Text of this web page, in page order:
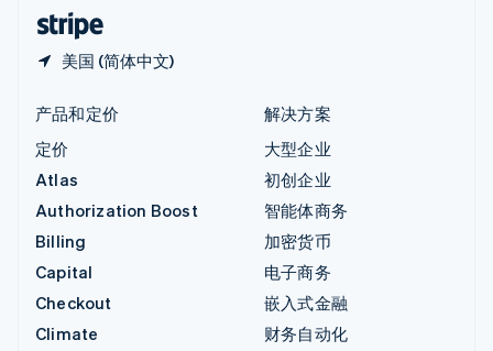
美国 (简体中文)
产品和定价
定价
Atlas
Authorization Boost
Billing
Capital
Checkout
Climate
解决方案
大型企业
初创企业
智能体商务
加密货币
电子商务
嵌入式金融
财务自动化